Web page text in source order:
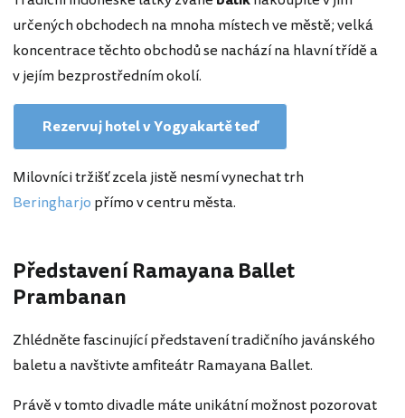
určených obchodech na mnoha místech ve městě; velká
koncentrace těchto obchodů se nachází na hlavní třídě a
v jejím bezprostředním okolí.
Rezervuj hotel v Yogyakartě teď
Milovníci tržišť zcela jistě nesmí vynechat trh
Beringharjo přímo v centru města.
Představení Ramayana Ballet
Prambanan
Zhlédněte fascinující představení tradičního javánského
baletu a navštivte amfiteátr Ramayana Ballet.
Právě v tomto divadle máte unikátní možnost pozorovat